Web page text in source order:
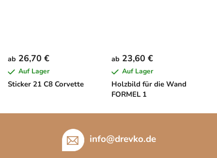
Sticker 21 C8 Corvette
ab 26,70 €
Auf Lager
Holzbild für die Wand
FORMEL 1
ab 23,60 €
Auf Lager
info@drevko.de